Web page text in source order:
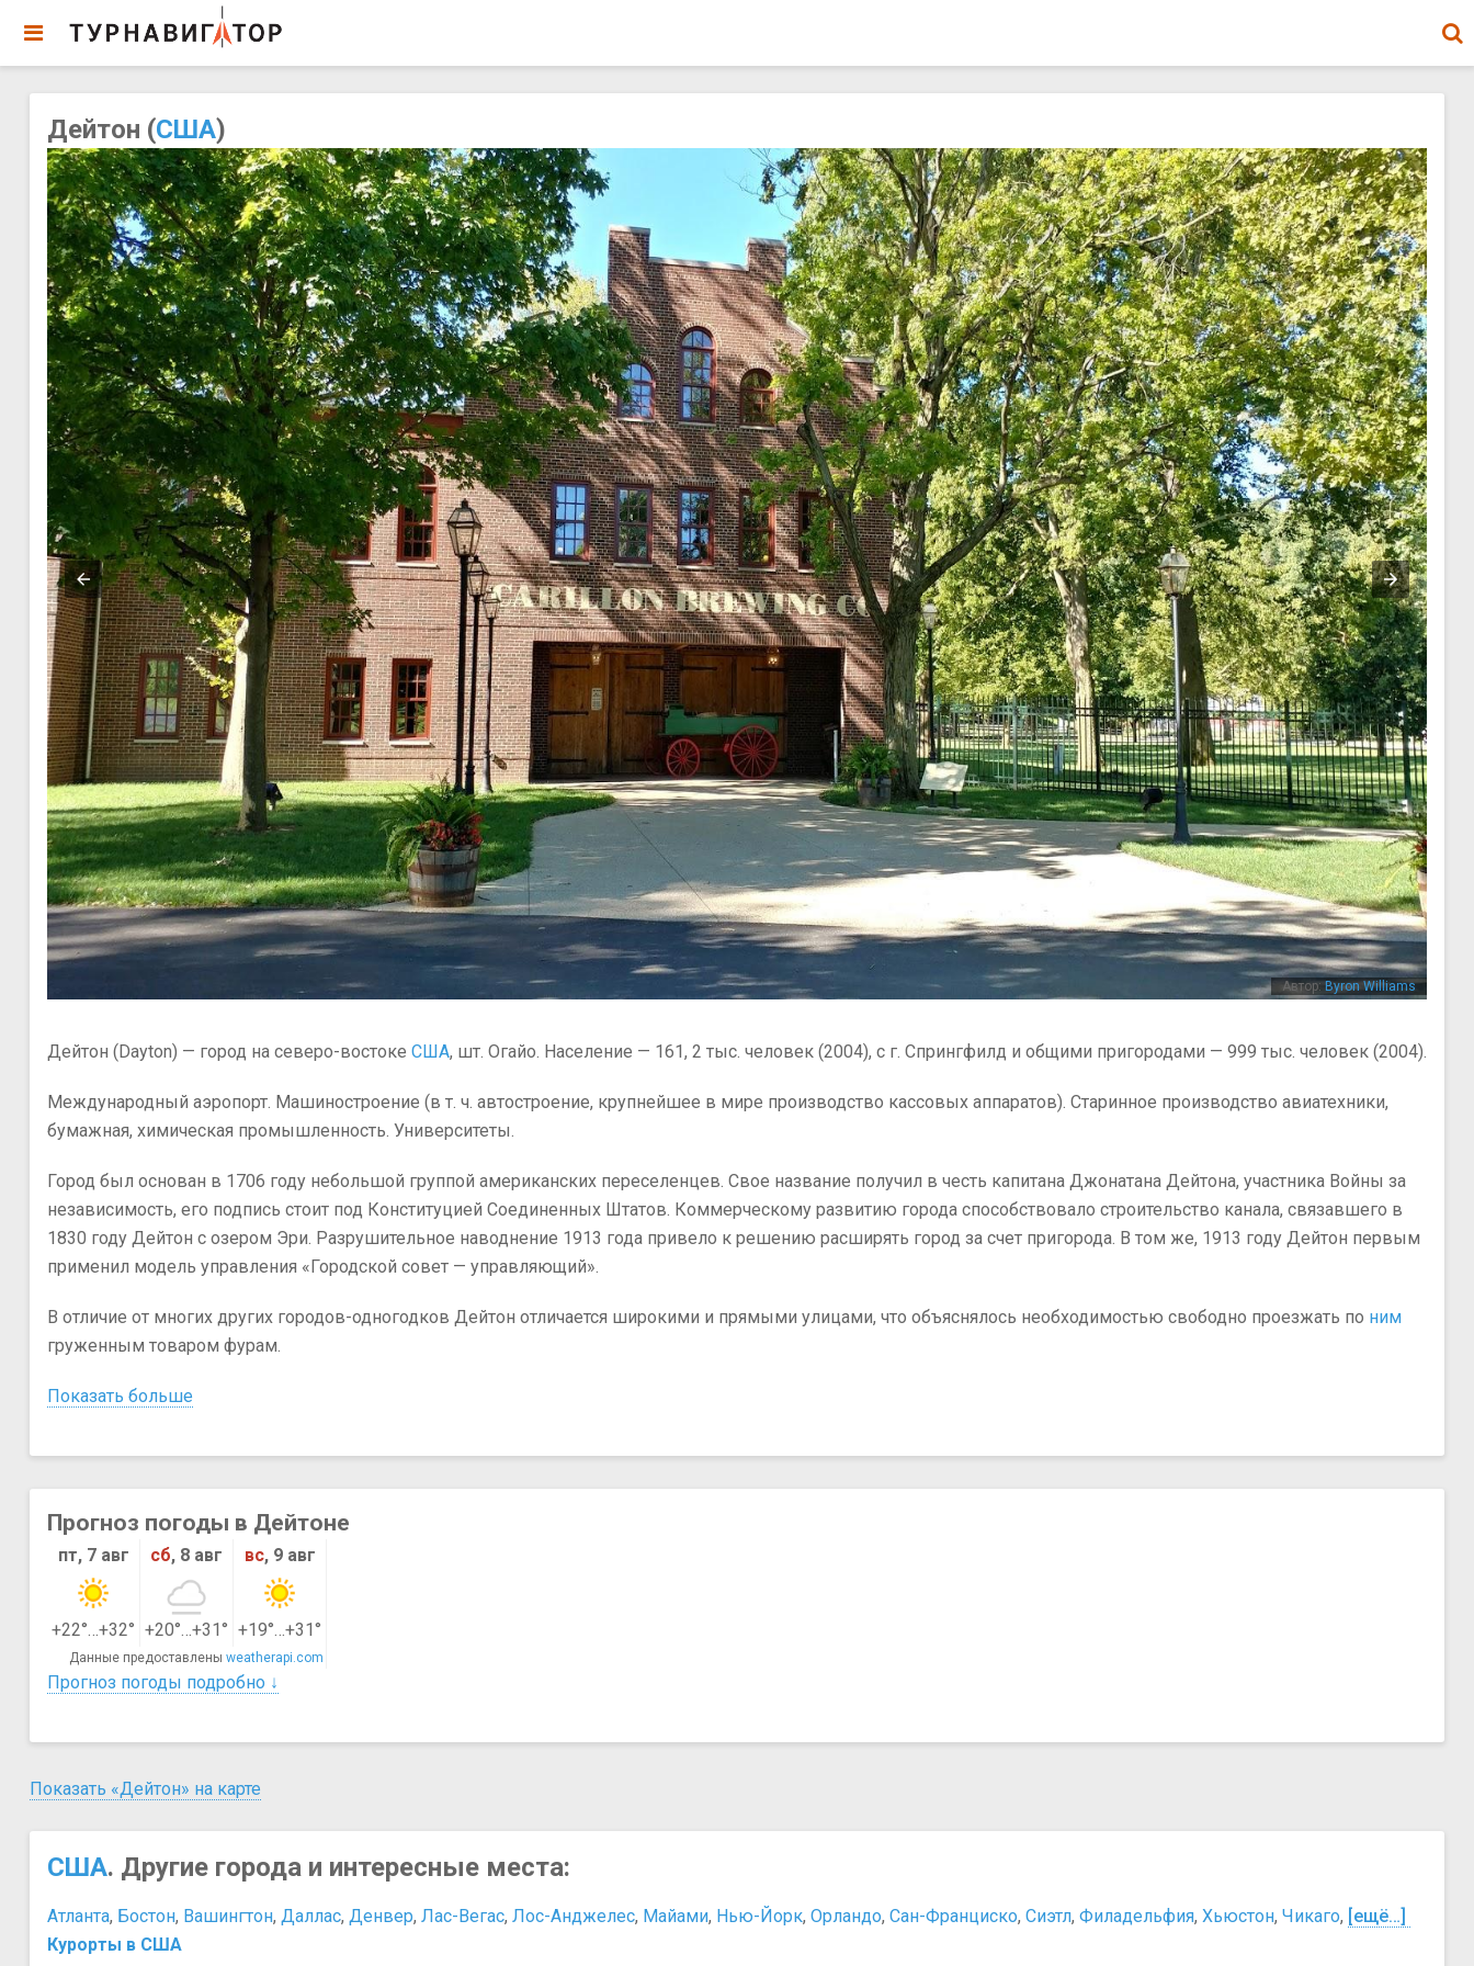
Дейтон (США)
Автор: Byron Williams
Дейтон (Dayton) — город на северо-востоке США, шт. Огайо. Население — 161, 2 тыс. человек (2004), с г. Спрингфилд и общими пригородами — 999 тыс. человек (2004).
Международный аэропорт. Машиностроение (в т. ч. автостроение, крупнейшее в мире производство кассовых аппаратов). Старинное производство авиатехники,
бумажная, химическая промышленность. Университеты.
Город был основан в 1706 году небольшой группой американских переселенцев. Свое название получил в честь капитана Джонатана Дейтона, участника Войны за
независимость, его подпись стоит под Конституцией Соединенных Штатов. Коммерческому развитию города способствовало строительство канала, связавшего в
1830 году Дейтон с озером Эри. Разрушительное наводнение 1913 года привело к решению расширять город за счет пригорода. В том же, 1913 году Дейтон первым
применил модель управления «Городской совет — управляющий».
В отличие от многих других городов-одногодков Дейтон отличается широкими и прямыми улицами, что объяснялось необходимостью свободно проезжать по ним
груженным товаром фурам.
Показать больше
Прогноз погоды в Дейтоне
пт, 7 авг сб, 8 авг вс, 9 авг
+22°…+32° +20°…+31° +19°…+31°
Данные предоставлены weatherapi.com
Прогноз погоды подробно ↓
Показать «Дейтон» на карте
США. Другие города и интересные места:
Атланта, Бостон, Вашингтон, Даллас, Денвер, Лас-Вегас, Лос-Анджелес, Майами, Нью-Йорк, Орландо, Сан-Франциско, Сиэтл, Филадельфия, Хьюстон, Чикаго, [ещё…]
Курорты в США